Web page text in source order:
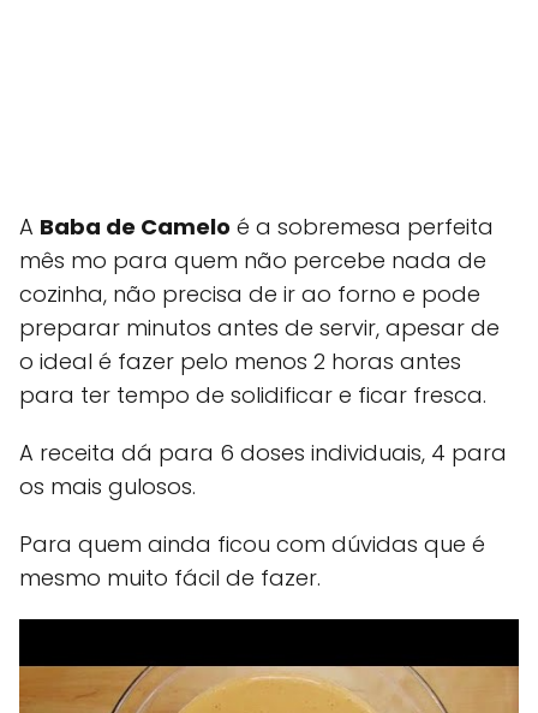
A Baba de Camelo é a sobremesa perfeita
mês mo para quem não percebe nada de
cozinha, não precisa de ir ao forno e pode
preparar minutos antes de servir, apesar de
o ideal é fazer pelo menos 2 horas antes
para ter tempo de solidificar e ficar fresca.
A receita dá para 6 doses individuais, 4 para
os mais gulosos.
Para quem ainda ficou com dúvidas que é
mesmo muito fácil de fazer.